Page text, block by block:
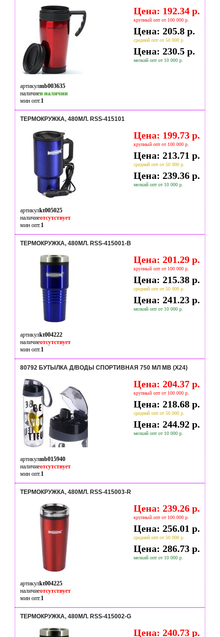
Цена: 192.34 р.
крупный опт от 100 000 р.
Цена: 205.8 р.
средний опт от 50 000 р.
Цена: 230.5 р.
мелкий опт от 10 000 р.
артикулmb003635
наличиев наличии
мин опт.1
ТЕРМОКРУЖКА, 480МЛ. RSS-415101
Цена: 199.73 р.
крупный опт от 100 000 р.
Цена: 213.71 р.
средний опт от 50 000 р.
Цена: 239.36 р.
мелкий опт от 10 000 р.
артикулkt005025
наличиеотсутствует
мин опт.1
ТЕРМОКРУЖКА, 480МЛ. RSS-415001-B
Цена: 201.29 р.
крупный опт от 100 000 р.
Цена: 215.38 р.
средний опт от 50 000 р.
Цена: 241.23 р.
мелкий опт от 10 000 р.
артикулkt004222
наличиеотсутствует
мин опт.1
80792 БУТЫЛКА Д/ВОДЫ СПОРТИВНАЯ 750 МЛ MB (Х24)
Цена: 204.37 р.
крупный опт от 100 000 р.
Цена: 218.68 р.
средний опт от 50 000 р.
Цена: 244.92 р.
мелкий опт от 10 000 р.
артикулmb015940
наличиеотсутствует
мин опт.1
ТЕРМОКРУЖКА, 480МЛ. RSS-415003-R
Цена: 239.26 р.
крупный опт от 100 000 р.
Цена: 256.01 р.
средний опт от 50 000 р.
Цена: 286.73 р.
мелкий опт от 10 000 р.
артикулkt004225
наличиеотсутствует
мин опт.1
ТЕРМОКРУЖКА, 480МЛ. RSS-415002-G
Цена: 240.73 р.